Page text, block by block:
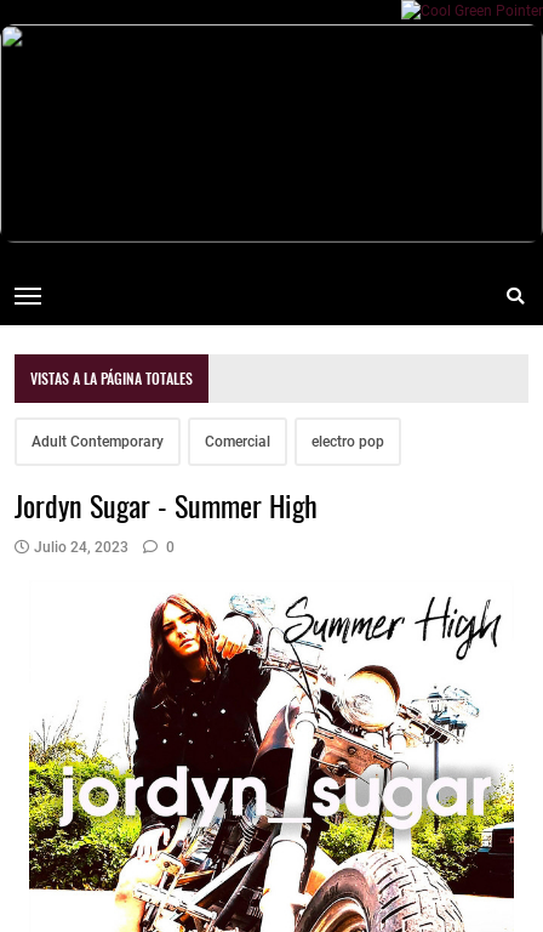
VISTAS A LA PÁGINA TOTALES
Adult Contemporary Comercial electro pop
Jordyn Sugar - Summer High
Julio 24, 2023 0